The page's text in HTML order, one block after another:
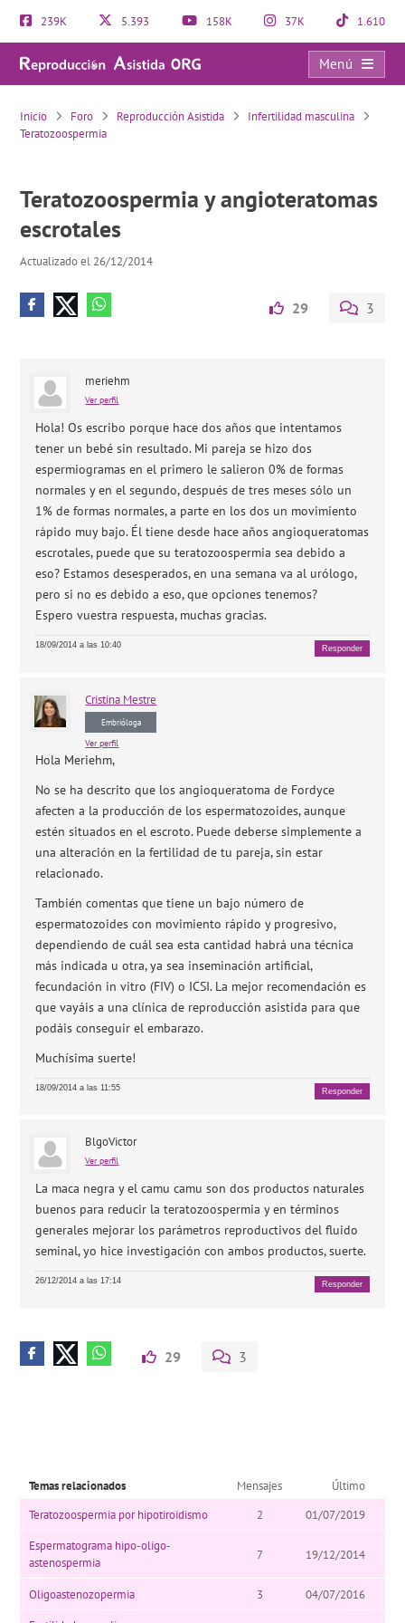
239K 5.393 158K 37K 1.610
Menú
Teratozoospermia y angioteratomas escrotales
Inicio Foro Reproducción Asistida
Infertilidad masculina
Teratozoospermia
Teratozoospermia y angioteratomas
escrotales
Actualizado el 26/12/2014
29 3
meriehm
Ver perfil
Hola! Os escribo porque hace dos años que intentamos
tener un bebé sin resultado. Mi pareja se hizo dos
espermiogramas en el primero le salieron 0% de formas
normales y en el segundo, después de tres meses sólo un
1% de formas normales, a parte en los dos un movimiento
rápido muy bajo. Él tiene desde hace años angioqueratomas
escrotales, puede que su teratozoospermia sea debido a
eso? Estamos desesperados, en una semana va al urólogo,
pero si no es debido a eso, que opciones tenemos?
Espero vuestra respuesta, muchas gracias.
18/09/2014 a las 10:40 Responder
Cristina Mestre
Embrióloga
Ver perfil
Hola Meriehm,
No se ha descrito que los angioqueratoma de Fordyce
afecten a la producción de los espermatozoides, aunque
estén situados en el escroto. Puede deberse simplemente a
una alteración en la fertilidad de tu pareja, sin estar
relacionado.
También comentas que tiene un bajo número de
espermatozoides con movimiento rápido y progresivo,
dependiendo de cuál sea esta cantidad habrá una técnica
más indicada u otra, ya sea inseminación artificial,
fecundación in vitro (FIV) o ICSI. La mejor recomendación es
que vayáis a una clínica de reproducción asistida para que
podáis conseguir el embarazo.
Muchísima suerte!
18/09/2014 a las 11:55 Responder
BlgoVictor
Ver perfil
La maca negra y el camu camu son dos productos naturales
buenos para reducir la teratozoospermia y en términos
generales mejorar los parámetros reproductivos del fluido
seminal, yo hice investigación con ambos productos, suerte.
26/12/2014 a las 17:14 Responder
29 3
Temas relacionados Mensajes
Último
Teratozoospermia por hipotiroidismo
2
01/07/2019
Espermatograma hipo-oligo-
astenospermia
7 19/12/2014
Oligoastenozopermia 3
04/07/2016